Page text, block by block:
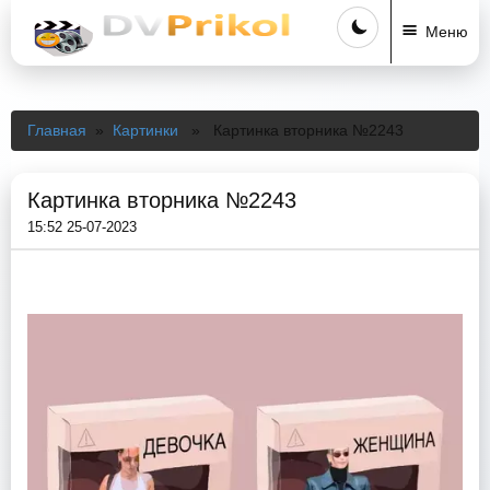
Меню
Главная » Картинки » Картинка вторника №2243
Картинка вторника №2243
15:52 25-07-2023